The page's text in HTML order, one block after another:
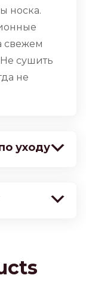
носка.
свежем
сушить
не
уходу